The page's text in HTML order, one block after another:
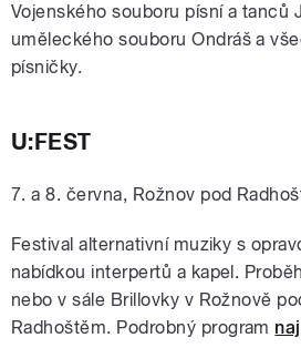
Vojenského souboru písní a tanců
uměleckého souboru Ondráš a
písničky.
U:FEST
7. a 8. června, Rožnov pod
Festival alternativní muziky s
nabídkou interpertů a kapel.
nebo v sále Brillovky v Rožnově
Radhoštěm. Podrobný program